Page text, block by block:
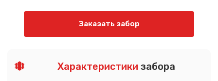
Заказать забор
Характеристики забора